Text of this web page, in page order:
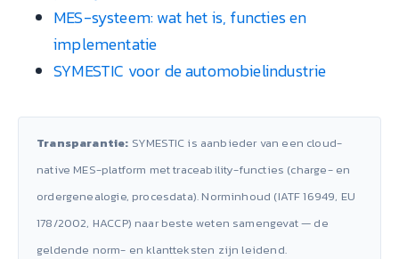
MES-systeem: wat het is, functies en
implementatie
SYMESTIC voor de automobielindustrie
Transparantie: SYMESTIC is aanbieder van een cloud-
native MES-platform met traceability-functies (charge- en
ordergenealogie, procesdata). Norminhoud (IATF 16949, EU
178/2002, HACCP) naar beste weten samengevat — de
geldende norm- en klantteksten zijn leidend.